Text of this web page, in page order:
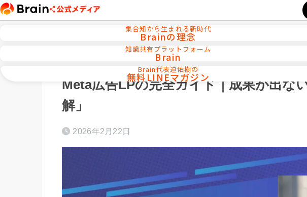
集合知から生まれる新時代
Brainの理念
知識共有プラットフォーム
Brain
Brain代表迫佑樹の
無料LINEマガジン
セールスライティング・コピーライティング
Meta広告LPの完全ガイド｜成果が出な
解」
2026年2月22日